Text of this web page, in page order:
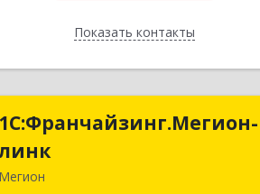
Показать контакты
Назад
1С:Франчайзинг.Мегион-
Мегион
1С:Франчайзинг.Мегион-